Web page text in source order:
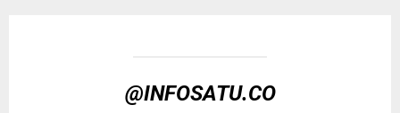
@INFOSATU.CO